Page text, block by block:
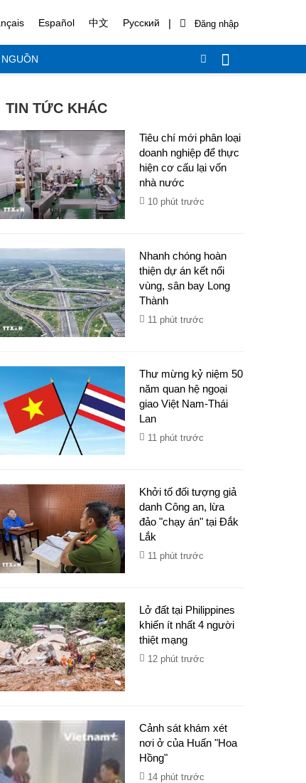
Español 中文 Русский |
TIN TỨC KHÁC
Tiêu chí mới phân loại
doanh nghiệp để thực
hiện cơ cấu lại vốn
nhà nước
10 phút trước
Nhanh chóng hoàn
thiện dự án kết nối
vùng, sân bay Long
Thành
11 phút trước
Thư mừng kỷ niệm 50
năm quan hệ ngoại
giao Việt Nam-Thái
Lan
11 phút trước
Khởi tố đối tượng giả
danh Công an, lừa
đảo "chạy án" tại Đắk
Lắk
11 phút trước
Lở đất tại Philippines
khiến ít nhất 4 người
thiệt mạng
12 phút trước
Cảnh sát khám xét
nơi ở của Huấn "Hoa
Hồng"
14 phút trước